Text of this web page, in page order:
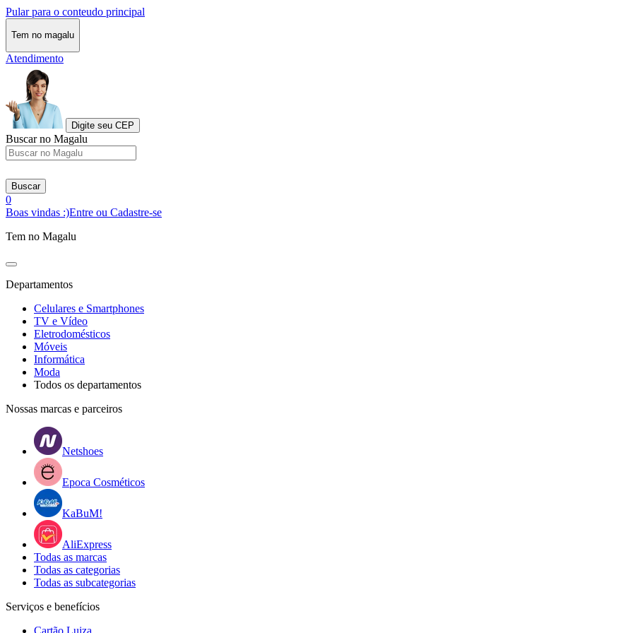
Pular para o conteudo principal
Tem no magalu
Atendimento
Digite seu CEP
Buscar no Magalu
Buscar
0
Boas vindas :)Entre ou Cadastre-se
Tem no Magalu
Departamentos
Celulares e Smartphones
TV e Vídeo
Eletrodomésticos
Móveis
Informática
Moda
Todos os departamentos
Nossas marcas e parceiros
Netshoes
Epoca Cosméticos
KaBuM!
AliExpress
Todas as marcas
Todas as categorias
Todas as subcategorias
Serviços e benefícios
Cartão Luiza